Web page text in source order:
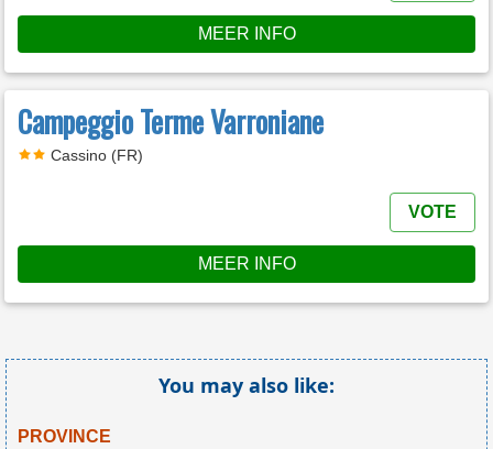
MEER INFO
Campeggio Terme Varroniane
Cassino (FR)
VOTE
MEER INFO
You may also like:
PROVINCE